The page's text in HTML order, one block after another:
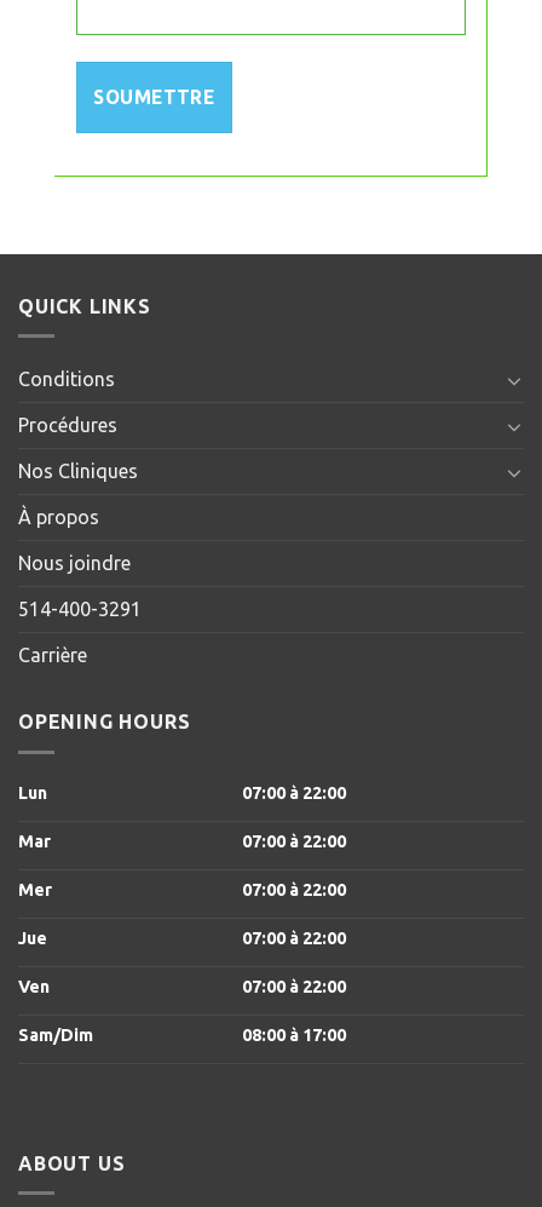
QUICK LINKS
Conditions
Procédures
Nos Cliniques
À propos
Nous joindre
514-400-3291
Carrière
OPENING HOURS
Lun 07:00à 22:00
Mar 07:00à 22:00
Mer 07:00à 22:00
Jue 07:00à 22:00
Ven 07:00à 22:00
Sam/Dim 08:00à 17:00
ABOUT US